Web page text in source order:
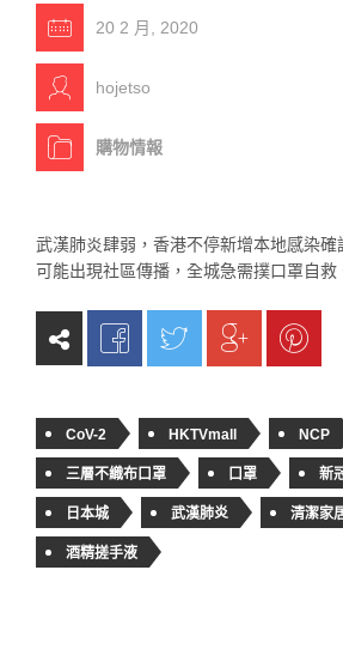
20 2 月, 2020
hojetso
購物情報
武漢肺炎肆弱，香港不停新增本地感染確
可能出現社區傳播，全城急需撲口罩自救
CoV-2 HKTVmall NCP
三層不織布口罩 口罩 新
日本城 武漢肺炎 清潔家
酒精搓手液